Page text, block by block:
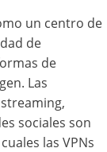
un centro de
de
de
Las
sociales son
las VPNs